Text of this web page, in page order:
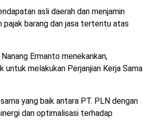
asli daerah dan menjamin
pajak barang dan jasa tertentu atas
Ermanto menekankan,
melakukan Perjanjian Kerja Sama
yang baik antara PT. PLN dengan
dan optimalisasi terhadap